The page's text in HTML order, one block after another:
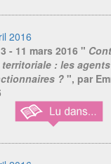
2016
- 11 mars 2016 "
: les
? ", par